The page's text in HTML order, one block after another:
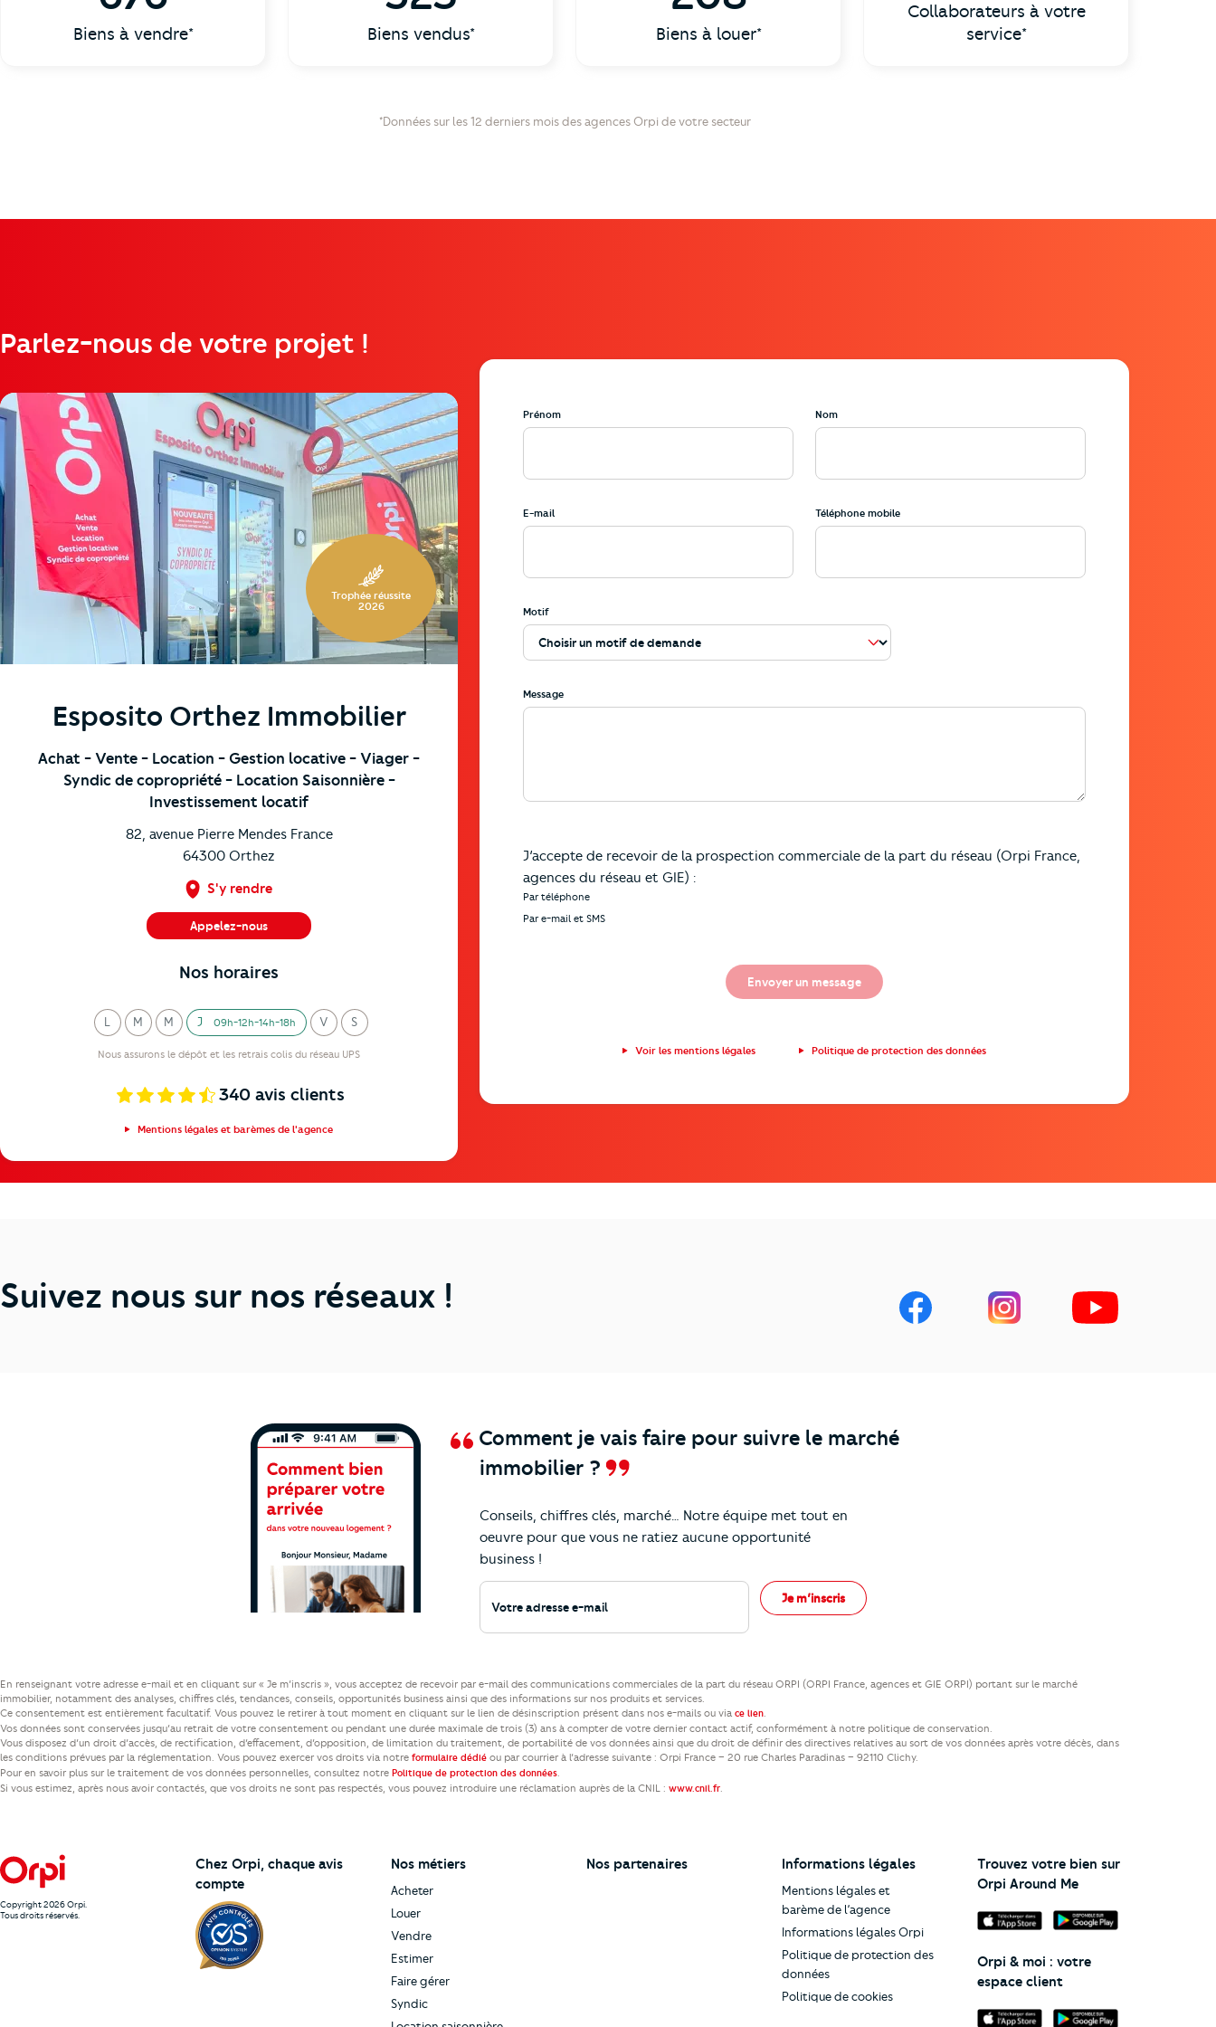
Biens à vendre* Biens vendus* Biens à louer*
Collaborateurs à votre
service*
*Données sur les 12 derniers mois des agences Orpi de votre secteur
Parlez-nous de votre projet !
https://cutjhqvjma.cloudimg.io/_prod_/orpibackend/IMG_0721_102039.jpg?p=agency-card&ci_url_encoded=1&ci_sign=749e4617a28a74c4bd29525dfe883f042666ec01
Esposito Orthez Immobilier
Achat - Vente - Location - Gestion locative - Viager -
Syndic de copropriété - Location Saisonnière -
Investissement locatif
82, avenue Pierre Mendes France
64300 Orthez
S'y rendre
Appelez-nous
Nos horaires
L
undi
M
ardi
M
ercredi
J
eudi09h-12h-14h-18h V
endredi
S
amedi
Nous assurons le dépôt et les retrais colis du réseau UPS
340 avis clients
Trophée réussite
2026
Mentions légales et barèmes de l'agence
Prénom Nom
E-mail Téléphone mobile
Motif
Message
J’accepte de recevoir de la prospection commerciale de la part du réseau (Orpi France,
agences du réseau et GIE) :
Par téléphone
Par e-mail et SMS
Envoyer un message
Voir les mentions légales Politique de protection des données
Suivez nous sur nos réseaux !
Ne manquez plus nos actualités et conseils !
Comment je vais faire pour suivre le marché
immobilier ?
Conseils, chiffres clés, marché… Notre équipe met tout en
oeuvre pour que vous ne ratiez aucune opportunité
business !
Votre adresse e-mail
Je m’inscris
En renseignant votre adresse e-mail et en cliquant sur « Je m’inscris », vous acceptez de recevoir par e-mail des communications commerciales de la part du réseau ORPI (ORPI France, agences et GIE ORPI) portant sur le marché
immobilier, notamment des analyses, chiffres clés, tendances, conseils, opportunités business ainsi que des informations sur nos produits et services.
Ce consentement est entièrement facultatif. Vous pouvez le retirer à tout moment en cliquant sur le lien de désinscription présent dans nos e-mails ou via ce lien.
Vos données sont conservées jusqu’au retrait de votre consentement ou pendant une durée maximale de trois (3) ans à compter de votre dernier contact actif, conformément à notre politique de conservation.
Vous disposez d’un droit d’accès, de rectification, d’effacement, d’opposition, de limitation du traitement, de portabilité de vos données ainsi que du droit de définir des directives relatives au sort de vos données après votre décès, dans
les conditions prévues par la réglementation. Vous pouvez exercer vos droits via notre formulaire dédié ou par courrier à l’adresse suivante : Orpi France – 20 rue Charles Paradinas – 92110 Clichy.
Pour en savoir plus sur le traitement de vos données personnelles, consultez notre Politique de protection des données.
Si vous estimez, après nous avoir contactés, que vos droits ne sont pas respectés, vous pouvez introduire une réclamation auprès de la CNIL : www.cnil.fr.
Copyright 2026 Orpi.
Tous droits réservés.
Chez Orpi, chaque avis
compte
Nos métiers
Acheter
Louer
Vendre
Estimer
Faire gérer
Syndic
Nos partenaires Informations légales
Mentions légales et
barème de l’agence
Informations légales Orpi
Politique de protection des
données
Politique de cookies
Trouvez votre bien sur
Orpi Around Me
Orpi & moi : votre
espace client